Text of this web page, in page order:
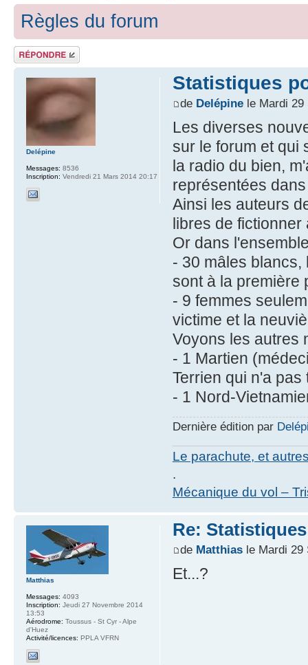
Règles du forum
Répondre
Statistiques
de Delépinele Mardi 29
Les diverses
sur le forum et qui
la radio du bien,
représentées
Ainsi les auteurs
libres de fictionner
Or dans
- 30 mâles
sont à la première
- 9 femmes
victime et la
Voyons les autres
- 1 Martien
Terrien qui n'a
- 1 Nord-
Dernière édition par
Le parachute, et
.
Mécanique du vol –
Delépine
Messages: 8536
Inscription: Vendredi 21 Mars 2014 20:17
Re:
de Matthiasle Mardi 29
Et...?
Matthias
Messages: 4093
Inscription: Jeudi 27 Novembre 2014
13:53
Aérodrome: Toussus - St Cyr - Alpe
d'Huez
Activité/licences: PPLA VFRN